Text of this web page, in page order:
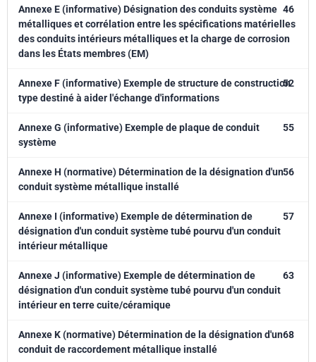
Annexe E (informative) Désignation des conduits système
métalliques et corrélation entre les spécifications matérielles
des conduits intérieurs métalliques et la charge de corrosion
dans les États membres (EM)
46
Annexe F (informative) Exemple de structure de construction
type destiné à aider l'échange d'informations
52
Annexe G (informative) Exemple de plaque de conduit
système
55
Annexe H (normative) Détermination de la désignation d'un
conduit système métallique installé
56
Annexe I (informative) Exemple de détermination de
désignation d'un conduit système tubé pourvu d'un conduit
intérieur métallique
57
Annexe J (informative) Exemple de détermination de
désignation d'un conduit système tubé pourvu d'un conduit
intérieur en terre cuite/céramique
63
Annexe K (normative) Détermination de la désignation d'un
conduit de raccordement métallique installé
68